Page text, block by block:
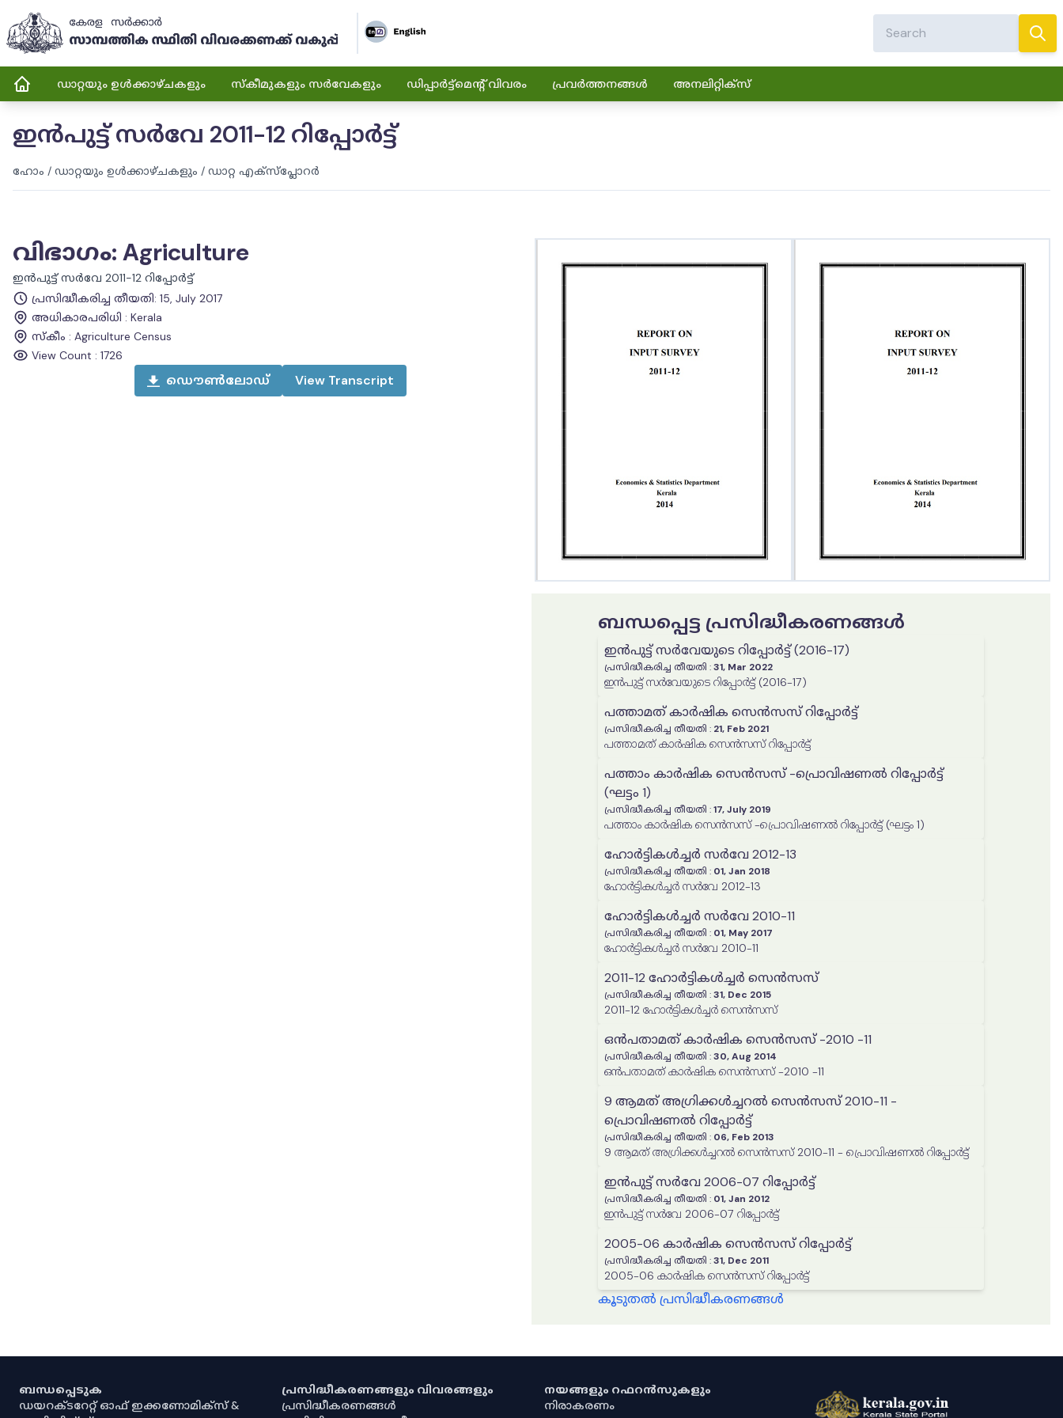
ഡാറ്റയും ഉൾക്കാഴ്ചകളും സ്കീമുകളും സർവേകളും ഡിപ്പാർട്ട്മെന്റ് വിവരം പ്രവർത്തനങ്ങൾ അനലിറ്റിക്സ്
ഇൻപുട്ട് സർവേ 2011-12 റിപ്പോർട്ട്
ഹോം / ഡാറ്റയും ഉൾക്കാഴ്ചകളും / ഡാറ്റ എക്സ്പ്ലോറർ
വിഭാഗം: Agriculture
ഇൻപുട്ട് സർവേ 2011-12 റിപ്പോർട്ട്
പ്രസിദ്ധീകരിച്ച തീയതി: 15, July 2017
അധികാരപരിധി : Kerala
സ്കീം : Agriculture Census
View Count : 1726
ഡൌൺലോഡ് View Transcript
ബന്ധപ്പെട്ട പ്രസിദ്ധീകരണങ്ങൾ
ഇൻപുട്ട് സർവേയുടെ റിപ്പോർട്ട് (2016-17)
പ്രസിദ്ധീകരിച്ച തീയതി :31, Mar 2022
ഇൻപുട്ട് സർവേയുടെ റിപ്പോർട്ട് (2016-17)
പത്താമത് കാർഷിക സെൻസസ് റിപ്പോർട്ട്
പ്രസിദ്ധീകരിച്ച തീയതി : 21, Feb 2021
പത്താമത് കാർഷിക സെൻസസ് റിപ്പോർട്ട്
പത്താം കാർഷിക സെൻസസ് -പ്രൊവിഷണൽ റിപ്പോർട്ട്
(ഘട്ടം 1)
പ്രസിദ്ധീകരിച്ച തീയതി :17, July 2019
പത്താം കാർഷിക സെൻസസ് -പ്രൊവിഷണൽ റിപ്പോർട്ട് (ഘട്ടം 1)
ഹോർട്ടികൾച്ചർ സർവേ 2012-13
പ്രസിദ്ധീകരിച്ച തീയതി : 01, Jan 2018
ഹോർട്ടികൾച്ചർ സർവേ 2012-13
ഹോർട്ടികൾച്ചർ സർവേ 2010-11
പ്രസിദ്ധീകരിച്ച തീയതി : 01, May 2017
ഹോർട്ടികൾച്ചർ സർവേ 2010-11
2011-12 ഹോർട്ടികൾച്ചർ സെൻസസ്
പ്രസിദ്ധീകരിച്ച തീയതി :31, Dec 2015
2011-12 ഹോർട്ടികൾച്ചർ സെൻസസ്
ഒൻപതാമത് കാർഷിക സെൻസസ് -2010 -11
പ്രസിദ്ധീകരിച്ച തീയതി :30, Aug 2014
ഒൻപതാമത് കാർഷിക സെൻസസ് -2010 -11
9 ആമത് അഗ്രിക്കൾച്ചറൽ സെൻസസ് 2010-11 -
പ്രൊവിഷണൽ റിപ്പോർട്ട്
പ്രസിദ്ധീകരിച്ച തീയതി : 06, Feb 2013
9 ആമത് അഗ്രിക്കൾച്ചറൽ സെൻസസ് 2010-11 - പ്രൊവിഷണൽ റിപ്പോർട്ട്
ഇൻപുട്ട് സർവേ 2006-07 റിപ്പോർട്ട്
പ്രസിദ്ധീകരിച്ച തീയതി : 01, Jan 2012
ഇൻപുട്ട് സർവേ 2006-07 റിപ്പോർട്ട്
2005-06 കാർഷിക സെൻസസ് റിപ്പോർട്ട്
പ്രസിദ്ധീകരിച്ച തീയതി :31, Dec 2011
2005-06 കാർഷിക സെൻസസ് റിപ്പോർട്ട്
കൂടുതൽ പ്രസിദ്ധീകരണങ്ങൾ
ബന്ധപ്പെടുക
ഡയറക്ടറേറ്റ് ഓഫ് ഇക്കണോമിക്സ് &
പ്രസിദ്ധീകരണങ്ങളും വിവരങ്ങളും
പ്രസിദ്ധീകരണങ്ങൾ
നയങ്ങളും റഫറൻസുകളും
നിരാകരണം